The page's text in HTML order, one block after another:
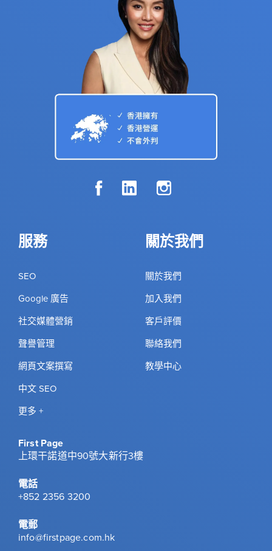
服務
SEO
Google 廣告
社交媒體營銷
聲譽管理
網頁文案撰寫
中文 SEO
更多 +
關於我們
關於我們
加入我們
客戶評價
聯絡我們
教學中心
First Page
上環干諾道中90號大新行3樓
電話
+852 2356 3200
電郵
info@firstpage.com.hk